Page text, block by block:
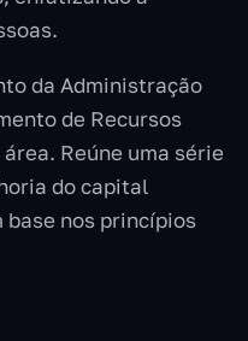
da Administração
de Recursos
Reúne uma série
do capital
base nos princípios